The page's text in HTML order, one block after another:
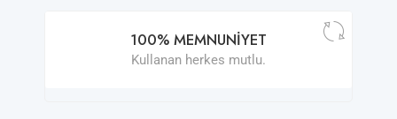
100% MEMNUNIYET
Kullanan herkes mutlu.